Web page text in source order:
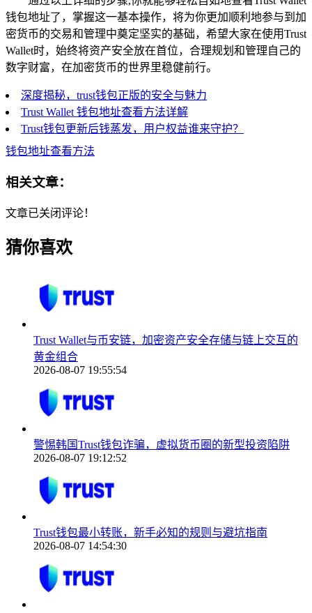
钱包地址了，掌握这一基本操作，将为你更加顺利地参与到加
密货币的交易和管理中奠定坚实的基础，希望大家在使用Trust
Wallet时，始终将资产安全放在首位，合理规划和管理自己的
数字财富，在加密货币的世界里稳健前行。
深度揭秘，trust钱包正版的安全与魅力
Trust Wallet 钱包地址查看方法详解
Trust钱包更新后钱蒸发，用户权益谁来守护？
钱包地址查看方法
相关文章：
文章已关闭评论！
猜你喜欢
Trust Wallet与币安链，加密资产安全存储与链上交互的
黄金组合
2026-08-07 19:55:54
警惕韩国Trust钱包诈骗，虚拟货币圈的新型投资陷阱
2026-08-07 19:12:52
Trust钱包最小转账，新手必知的规则与避坑指南
2026-08-07 14:54:30